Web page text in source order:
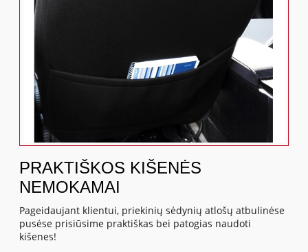
PRAKTIŠKOS KIŠENĖS
NEMOKAMAI
Pageidaujant klientui, priekinių sėdynių atlošų atbulinėse
pusėse prisiūsime praktiškas bei patogias naudoti
kišenes!